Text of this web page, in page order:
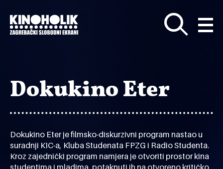
glavni
sadržaj
Dokukino Eter
Dokukino Eter je filmsko-diskurzivni program nastao u
suradnji KIC-a, Kluba Studenata FPZG i Radio Studenta.
Kroz zajednički program namjera je otvoriti prostor kina
studentima i mladima, potaknuti ih na otvoreno kritičko